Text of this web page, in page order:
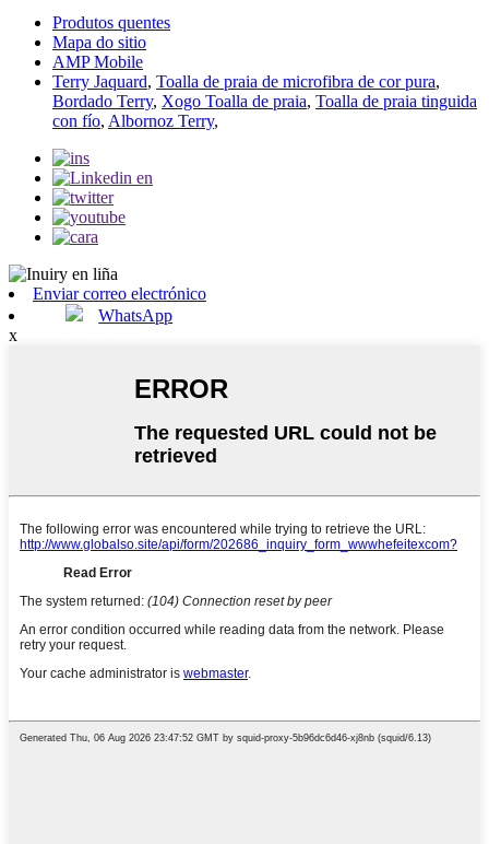
Produtos quentes
Mapa do sitio
AMP Mobile
Terry Jaquard, Toalla de praia de microfibra de cor pura,
Bordado Terry, Xogo Toalla de praia, Toalla de praia tinguida
con fío, Albornoz Terry,
Enviar correo electrónico
WhatsApp
x